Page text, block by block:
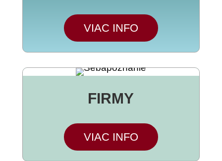
VIAC INFO
FIRMY
VIAC INFO